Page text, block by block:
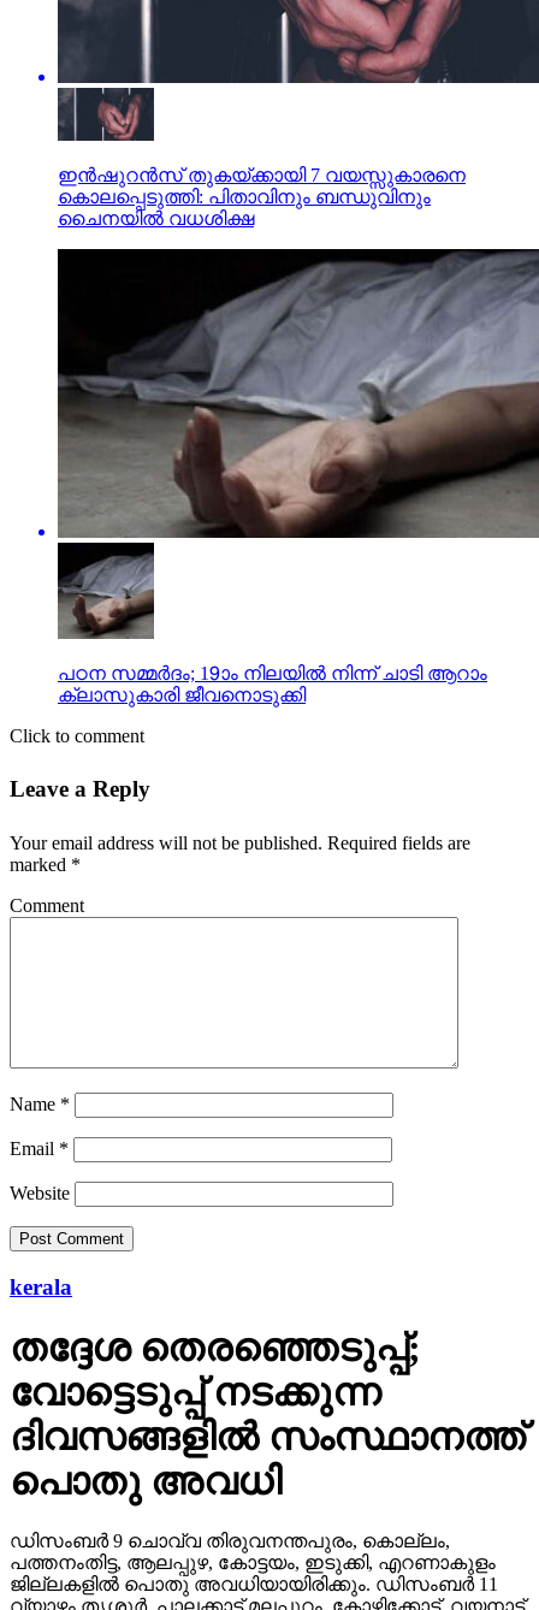
ഇന്‍ഷുറന്‍സ് തുകയ്ക്കായി 7 വയസ്സുകാരനെ
കൊലപ്പെടുത്തി: പിതാവിനും ബന്ധുവിനും
ചൈനയില്‍ വധശിക്ഷ
പഠന സമ്മര്‍ദം; 19ാം നിലയില്‍ നിന്ന് ചാടി ആറാം
ക്ലാസുകാരി ജീവനൊടുക്കി
Click to comment
Leave a Reply
Your email address will not be published. Required fields are
marked *
Comment
Name *
Email *
Website
kerala
തദ്ദേശ തെരഞ്ഞെടുപ്പ്;
വോട്ടെടുപ്പ് നടക്കുന്ന
ദിവസങ്ങളില്‍ സംസ്ഥാനത്ത്
പൊതു അവധി
ഡിസംബര്‍ 9 ചൊവ്വ തിരുവനന്തപുരം, കൊല്ലം,
പത്തനംതിട്ട, ആലപ്പുഴ, കോട്ടയം, ഇടുക്കി, എറണാകുളം
ജില്ലകളില്‍ പൊതു അവധിയായിരിക്കും. ഡിസംബര്‍ 11
വ്യാഴം തൃശൂര്‍, പാലക്കാട്,മലപ്പുറം, കോഴിക്കോട്, വയനാട്,